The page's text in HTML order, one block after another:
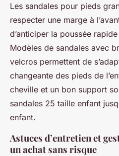
Les sandales pour pieds
respecter une marge à
d’anticiper la poussée
Modèles de sandales avec
velcros permettent de
changeante des pieds de
cheville et un bon support
sandales 25 taille enfant
enfant.
Astuces d’entretien et
un achat sans risque